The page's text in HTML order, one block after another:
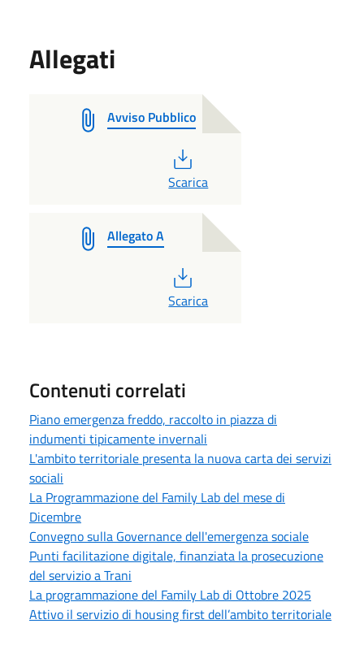
Allegati
Avviso Pubblico
PDF
Scarica
Allegato A
PDF
Scarica
Contenuti correlati
Piano emergenza freddo, raccolto in piazza di
indumenti tipicamente invernali
L'ambito territoriale presenta la nuova carta dei servizi
sociali
La Programmazione del Family Lab del mese di
Dicembre
Convegno sulla Governance dell'emergenza sociale
Punti facilitazione digitale, finanziata la prosecuzione
del servizio a Trani
La programmazione del Family Lab di Ottobre 2025
Attivo il servizio di housing first dell’ambito territoriale